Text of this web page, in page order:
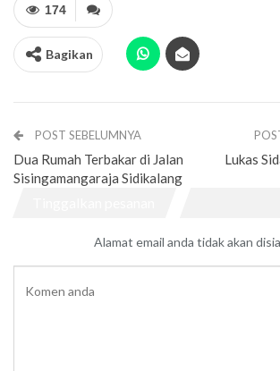
174
Bagikan
POST SEBELUMNYA
Dua Rumah Terbakar di Jalan
Sisingamangaraja Sidikalang
Lukas
Alamat email anda tidak akan